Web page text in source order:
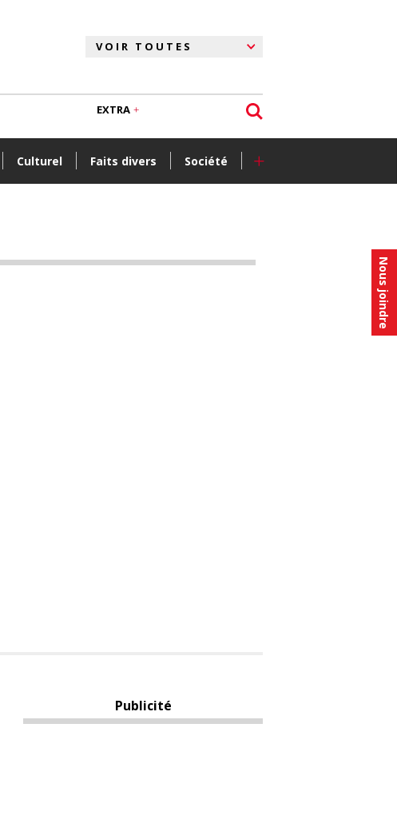
Nous joindre
Culturel Faits divers Société +
EXTRA
Publicité